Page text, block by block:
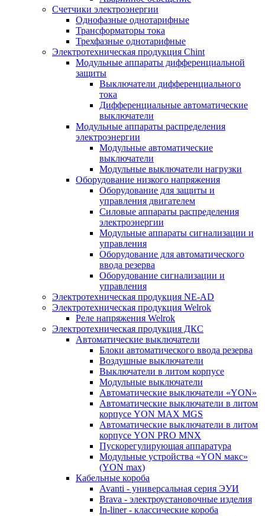
Счетчики электроэнергии
Однофазные однотарифные
Трансформаторы тока
Трехфазные однотарифные
Электротехническая продукция Chint
Модульные аппараты дифференциальной
защиты
Выключатели дифференциального
тока
Дифференциальные автоматические
выключатели
Модульные аппараты распределения
электроэнергии
Модульные автоматические
выключатели
Модульные выключатели нагрузки
Оборудование низкого напряжения
Оборудование для защиты и
управления двигателем
Силовые аппараты распределения
электроэнергии
Модульные аппараты сигнализации и
управления
Оборудование для автоматического
ввода резерва
Оборудование сигнализации и
управления
Электротехническая продукция NE-AD
Электротехническая продукция Welrok
Реле напряжения Welrok
Электротехническая продукция ДКС
Автоматические выключатели
Блоки автоматического ввода резерва
Воздушные выключатели
Выключатели в литом корпусе
Модульные выключатели
Автоматические выключатели «YON»
Автоматические выключатели в литом
корпусе YON MAX MGS
Автоматические выключатели в литом
корпусе YON PRO MNX
Пускорегулирующая аппаратура
Модульные устройства «YON макс»
(YON max)
Кабельные короба
Avanti - универсальная серия ЭУИ
Brava - электроустановочные изделия
In-liner - классические короба